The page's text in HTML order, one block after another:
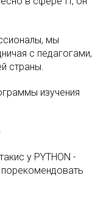
мы
с педагогами,
страны.
изучения
у PYTHON -